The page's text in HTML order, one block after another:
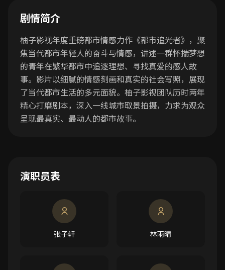
剧情简介
柚子影视年度重磅都市情感力作《都市追光者》，聚
焦当代都市年轻人的奋斗与情感，讲述一群怀揣梦想
的青年在繁华都市中追逐理想、寻找真爱的感人故
事。影片以细腻的情感刻画和真实的社会写照，展现
了当代都市生活的多元面貌。柚子影视团队历时两年
精心打磨剧本，深入一线城市取景拍摄，力求为观众
呈现最真实、最动人的都市故事。
演职员表
张子轩 林雨晴